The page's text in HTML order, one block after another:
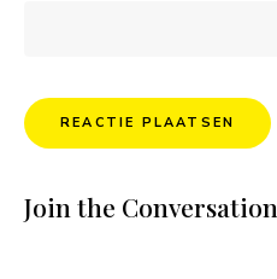
Join the Conversation